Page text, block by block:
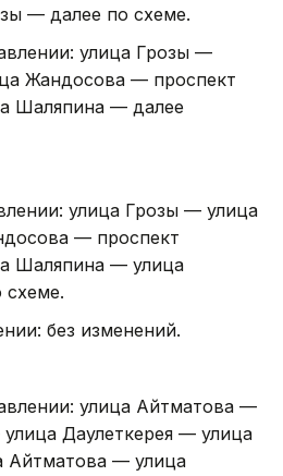
— далее по схеме.
улица Грозы —
Жандосова — проспект
Шаляпина — далее
улица Грозы — улица
— проспект
Шаляпина — улица
без изменений.
улица Айтматова —
Даулеткерея — улица
Айтматова — улица